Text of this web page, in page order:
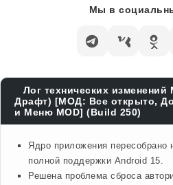
Мы в
Лог технических
Драфт) [МОД: Все открыто,
и Меню MOD] (Build 250)
Ядро приложения пересобрано
полной поддержки Android 15.
Решена проблема сброса